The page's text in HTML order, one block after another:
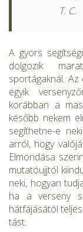
T. C.
A gyors
dol­gozik
sportágaknál.
egyik
korábban a
később nekem
segíthetne-e
arról, hogy
Elmondása
mutatóujjtól
neki, hogyan
ha a verseny
hátfájásától
tást.